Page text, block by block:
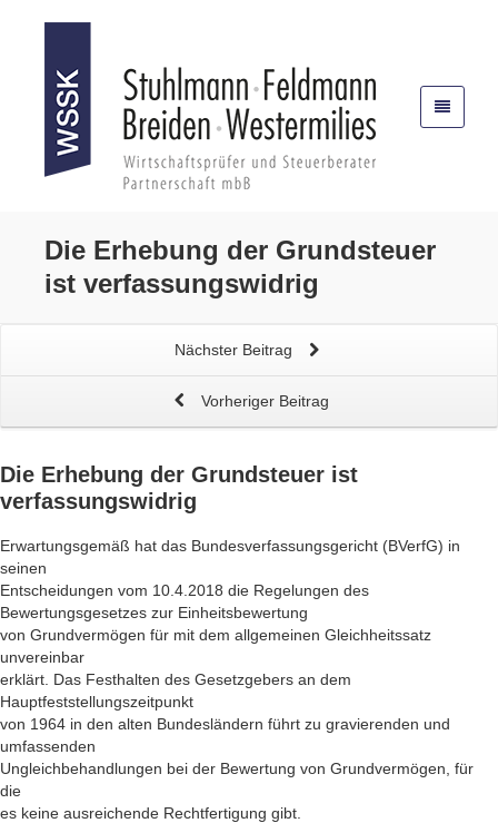
Die Erhebung der Grundsteuer
ist verfassungswidrig
Nächster Beitrag
Vorheriger Beitrag
Die Erhebung der Grundsteuer ist
verfassungswidrig
Erwartungsgemäß hat das Bundesverfassungsgericht (BVerfG) in
seinen
Entscheidungen vom 10.4.2018 die Regelungen des
Bewertungsgesetzes zur Einheitsbewertung
von Grundvermögen für mit dem allgemeinen Gleichheitssatz
unvereinbar
erklärt. Das Festhalten des Gesetzgebers an dem
Hauptfeststellungszeitpunkt
von 1964 in den alten Bundesländern führt zu gravierenden und
umfassenden
Ungleichbehandlungen bei der Bewertung von Grundvermögen, für
die
es keine ausreichende Rechtfertigung gibt.